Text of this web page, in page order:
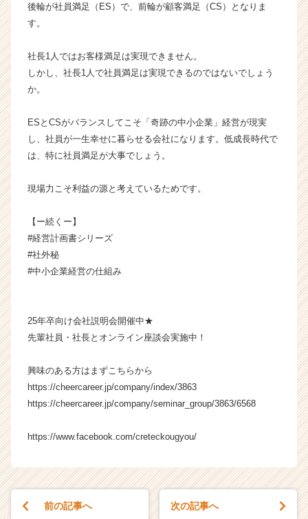
チ
ャ
リ
ア
e
e
r
r
r）
後輪が社員満足（ES）で、前輪が顧客満足（CS）となりま
す。
社長1人ではお客様満足は実現できません。
しかし、社長1人で社員満足は実現できるのではないでしょう
か。
ESとCSがバランスしてこそ「奇跡の中小企業」経営が現実
し、社員が一生幸せに暮らせる会社になります。低成長時代で
は、特に社員満足が大事でしょう。
現場力こそ利益の源と考えているためです。
【ー続くー】
#経営計画書シリーズ
#社外秘
#中小企業経営の仕組み
25年卒向け会社説明会開催中★
先輩社員・社長とオンライン座談会実施中！
興味のある方はまずこちらから
https://cheercareer.jp/company/index/3863
https://cheercareer.jp/company/seminar_group/3863/6568
https://www.facebook.com/creteckougyou/
前の記事へ 次の記事へ